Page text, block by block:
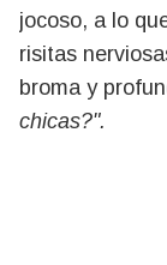
jocoso, a lo
risitas
broma y
chicas?".